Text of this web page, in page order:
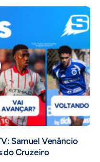
Samuel Venâncio
do Cruzeiro